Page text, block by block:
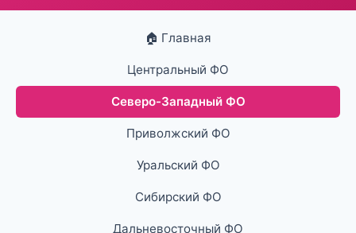
🏠 Главная
Центральный ФО
Северо-Западный ФО
Приволжский ФО
Уральский ФО
Сибирский ФО
Дальневосточный ФО